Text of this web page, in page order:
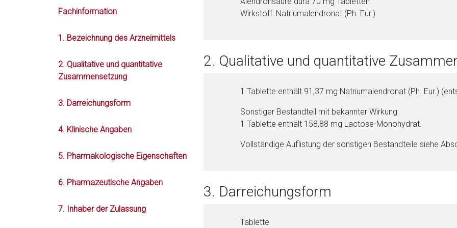
Fachinformation
1. Bezeichnung des Arzneimittels
2. Qualitative und quantitative
Zusammensetzung
3. Darreichungsform
4. Klinische Angaben
5. Pharmakologische Eigenschaften
6. Pharmazeutische Angaben
7. Inhaber der Zulassung
Wirkstoff: Na­tri­umalendronat (Ph. Eur.)
2. Qualitative und quantitative
1 Ta­blet­te enthält 91,37 mg Na­tri­umalendronat (Ph. Eur.)
Sonstiger Be­stand­teil mit bekannter Wirkung:
1 Ta­blet­te enthält 158,88 mg Lac­to­se-Mo­no­hy­drat.
Vollständige Auflistung der sonstigen Be­stand­tei­le siehe
3. Darreichungsform
Ta­blet­te